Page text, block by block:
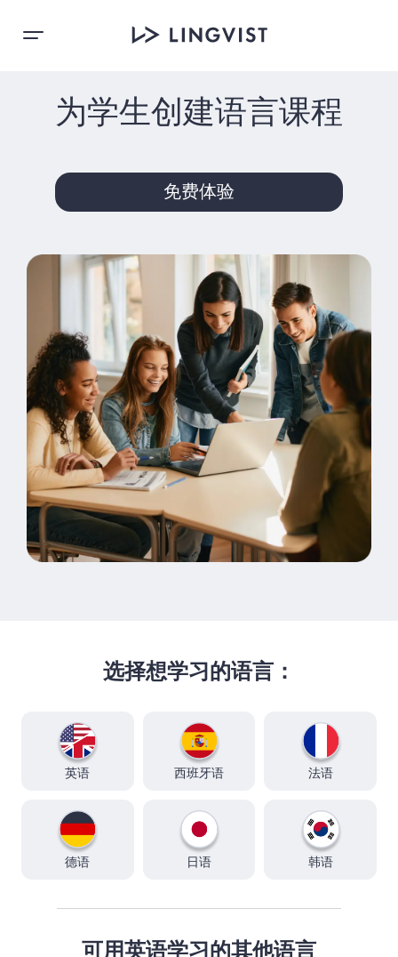
为学生创建语言课程
免费体验
选择想学习的语言：
英语 西班牙语 法语
德语 日语 韩语
可用英语学习的其他语言